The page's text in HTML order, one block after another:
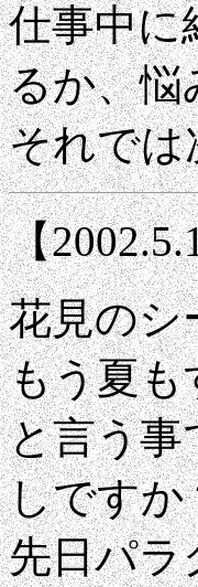
仕事中に
るか、悩
それでは
【
花見のシ
もう夏も
と言う事
しですか
先日パラ